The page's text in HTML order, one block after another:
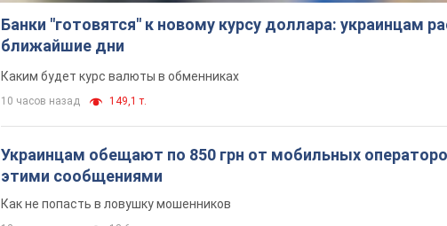
Банки "готовятся" к новому курсу доллара: украинцам
ближайшие дни
Каким будет курс валюты в обменниках
10 часов назад 149,1 т.
Украинцам обещают по 850 грн от мобильных
этими сообщениями
Как не попасть в ловушку мошенников